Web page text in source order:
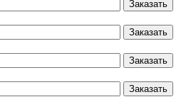
Заказать
Заказать
Заказать
Заказать